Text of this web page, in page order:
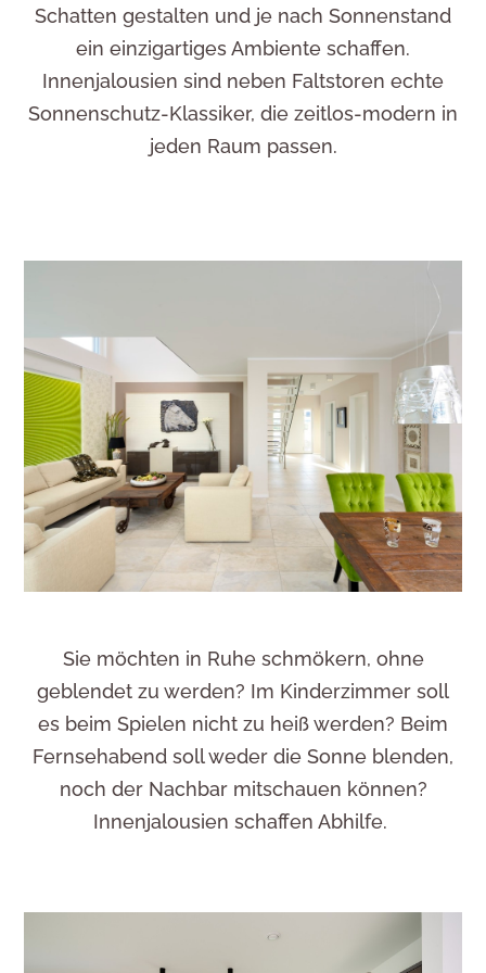
Kundenservice
Schatten gestalten und je nach Sonnenstand
ein einzigartiges Ambiente schaffen.
Innenjalousien sind neben Faltstoren echte
Sonnenschutz-Klassiker, die zeitlos-modern in
jeden Raum passen.
Sie möchten in Ruhe schmökern, ohne
geblendet zu werden? Im Kinderzimmer soll
es beim Spielen nicht zu heiß werden? Beim
Fernsehabend soll weder die Sonne blenden,
noch der Nachbar mitschauen können?
Innenjalousien schaffen Abhilfe.